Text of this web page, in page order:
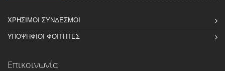
ΧΡΉΣΙΜΟΙ ΣΎΝΔΕΣΜΟΙ
ΥΠΟΨΉΦΙΟΙ ΦΟΙΤΗΤΈΣ
Επικοινωνία